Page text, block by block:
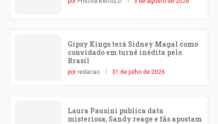
Gipsy Kings terá Sidney Magal como
convidado em turnê inédita pelo
Brasil
por redacao 31 de julho de 2026
Laura Pausini publica data
misteriosa, Sandy reage e fãs apostam